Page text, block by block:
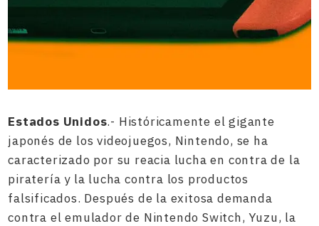
Estados Unidos.- Históricamente el gigante
japonés de los videojuegos, Nintendo, se ha
caracterizado por su reacia lucha en contra de la
piratería y la lucha contra los productos
falsificados. Después de la exitosa demanda
contra el emulador de Nintendo Switch, Yuzu, la